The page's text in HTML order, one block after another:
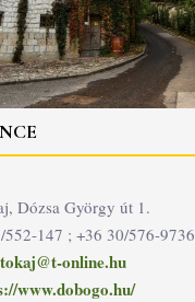
Dózsa György út 1.
552-147 ; +36 30/576-9736
online.hu
www.dobogo.hu/